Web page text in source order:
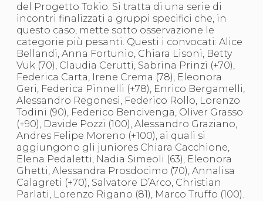
Abilitazioni
Sportello Fiscale
News
Modulistica
FAQ
Quesiti fiscali
Sostenibilità
Documenti
del Progetto Tokio. Si tratta di una serie di
incontri finalizzati a gruppi specifici che, in
questo caso, mette sotto osservazione le
categorie più pesanti. Questi i convocati: Alice
Bellandi, Anna Fortunio, Chiara Lisoni, Betty
Vuk (70), Claudia Cerutti, Sabrina Prinzi (+70),
Federica Carta, Irene Crema (78), Eleonora
Geri, Federica Pinnelli (+78), Enrico Bergamelli,
Alessandro Regonesi, Federico Rollo, Lorenzo
Todini (90), Federico Bencivenga, Oliver Grasso
(+90), Davide Pozzi (100), Alessandro Graziano,
Andres Felipe Moreno (+100), ai quali si
aggiungono gli juniores Chiara Cacchione,
Elena Pedaletti, Nadia Simeoli (63), Eleonora
Ghetti, Alessandra Prosdocimo (70), Annalisa
Calagreti (+70), Salvatore D’Arco, Christian
Parlati, Lorenzo Rigano (81), Marco Truffo (100).